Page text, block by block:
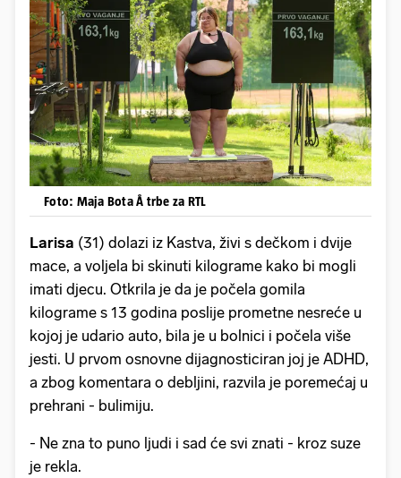
Foto: Maja Bota Å trbe za RTL
Larisa (31) dolazi iz Kastva, živi s dečkom i dvije
mace, a voljela bi skinuti kilograme kako bi mogli
imati djecu. Otkrila je da je počela gomila
kilograme s 13 godina poslije prometne nesreće u
kojoj je udario auto, bila je u bolnici i počela više
jesti. U prvom osnovne dijagnosticiran joj je ADHD,
a zbog komentara o debljini, razvila je poremećaj u
prehrani - bulimiju.
- Ne zna to puno ljudi i sad će svi znati - kroz suze
je rekla.